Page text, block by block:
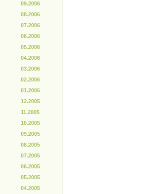
09.2006
08.2006
07.2006
06.2006
05.2006
04.2006
03.2006
02.2006
01.2006
12.2005
11.2005
10.2005
09.2005
08.2005
07.2005
06.2005
05.2005
04.2005